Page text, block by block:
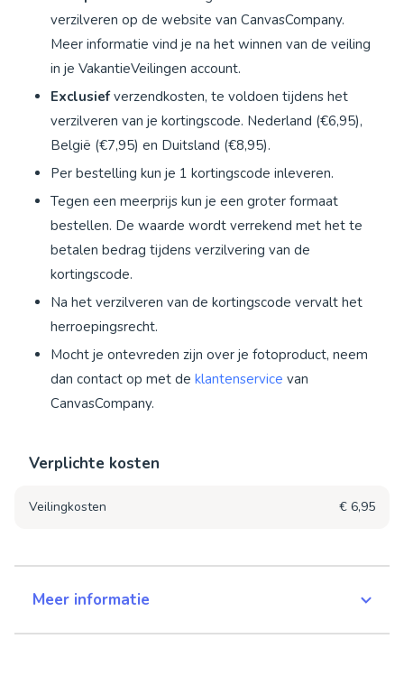
verzilveren op de website van CanvasCompany.
Meer informatie vind je na het winnen van de veiling
in je VakantieVeilingen account.
Exclusiefverzendkosten, te voldoen tijdens het
verzilveren van je kortingscode. Nederland (€6,95),
België (€7,95) en Duitsland (€8,95).
Per bestelling kun je 1 kortingscode inleveren.
Tegen een meerprijs kun je een groter formaat
bestellen. De waarde wordt verrekend met het te
betalen bedrag tijdens verzilvering van de
kortingscode.
Na het verzilveren van de kortingscode vervalt het
herroepingsrecht.
Mocht je ontevreden zijn over je fotoproduct, neem
dan contact op met de klantenservice van
CanvasCompany.
Verplichte kosten
Veilingkosten € 6,95
Meer informatie